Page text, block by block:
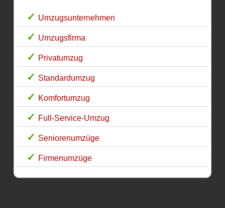
Umzugsunternehmen
Umzugsfirma
Privatumzug
Standardumzug
Komfortumzug
Full-Service-Umzug
Seniorenumzüge
Firmenumzüge